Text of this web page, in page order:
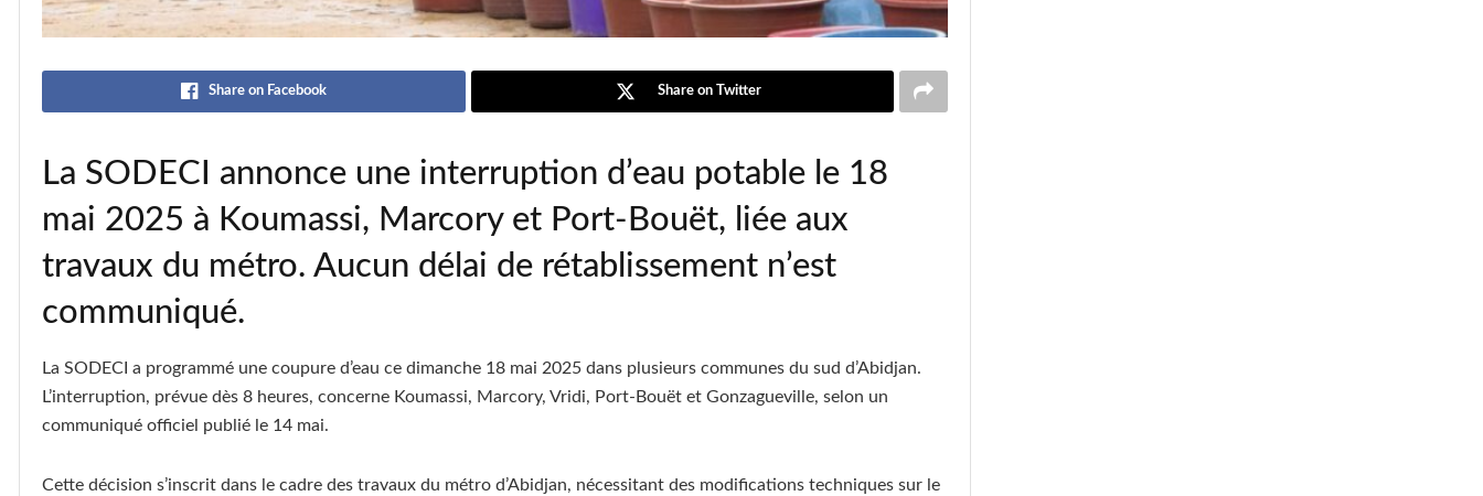
Share on Facebook Share on Twitter
La SODECI annonce une interruption d’eau potable le 18
mai 2025 à Koumassi, Marcory et Port-Bouët, liée aux
travaux du métro. Aucun délai de rétablissement n’est
communiqué.
La SODECI a programmé une coupure d’eau ce dimanche 18 mai 2025 dans plusieurs communes du sud d’Abidjan.
L’interruption, prévue dès 8 heures, concerne Koumassi, Marcory, Vridi, Port-Bouët et Gonzagueville, selon un
communiqué officiel publié le 14 mai.
Cette décision s’inscrit dans le cadre des travaux du métro d’Abidjan, nécessitant des modifications techniques sur le